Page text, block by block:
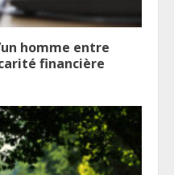
homme entre
financière